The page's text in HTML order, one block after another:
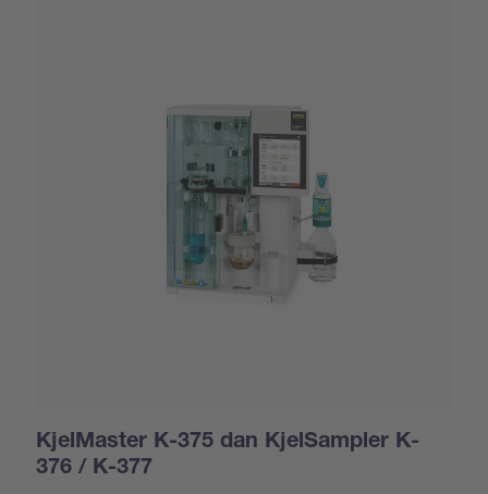
KjelMaster K-375 dan KjelSampler K-
376 / K-377